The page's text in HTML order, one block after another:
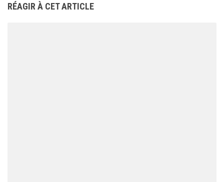
RÉAGIR À CET ARTICLE